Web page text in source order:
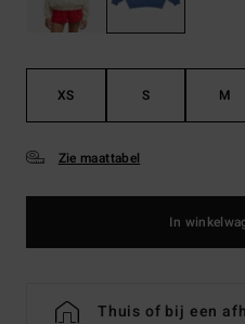
XS S M
Zie maattabel
In
Thuis of bij een